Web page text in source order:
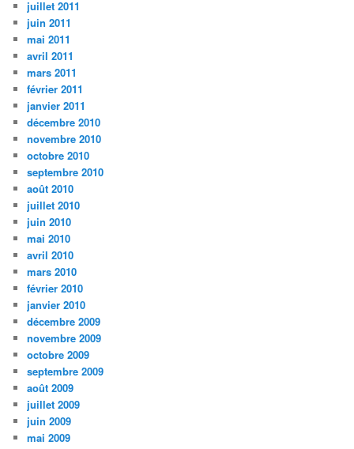
juillet 2011
juin 2011
mai 2011
avril 2011
mars 2011
février 2011
janvier 2011
décembre 2010
novembre 2010
octobre 2010
septembre 2010
août 2010
juillet 2010
juin 2010
mai 2010
avril 2010
mars 2010
février 2010
janvier 2010
décembre 2009
novembre 2009
octobre 2009
septembre 2009
août 2009
juillet 2009
juin 2009
mai 2009